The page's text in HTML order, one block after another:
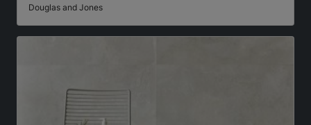
Douglas and Jones